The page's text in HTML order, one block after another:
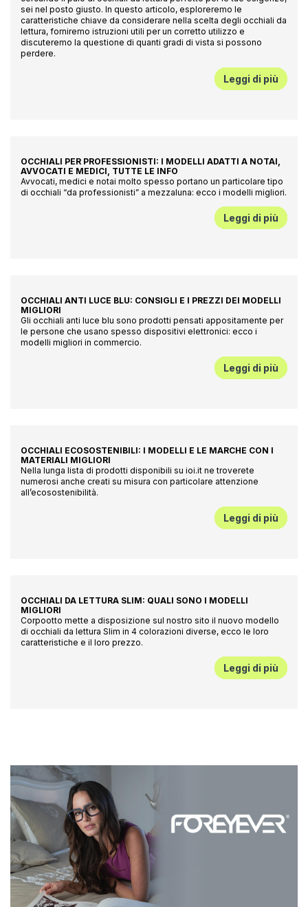
sei nel posto giusto. In questo articolo, esploreremo le
caratteristiche chiave da considerare nella scelta degli occhiali da
lettura, forniremo istruzioni utili per un corretto utilizzo e
discuteremo la questione di quanti gradi di vista si possono
perdere.
Leggi di più
OCCHIALI PER PROFESSIONISTI: I MODELLI ADATTI A NOTAI,
AVVOCATI E MEDICI, TUTTE LE INFO
Avvocati, medici e notai molto spesso portano un particolare tipo
di occhiali “da professionisti” a mezzaluna: ecco i modelli migliori.
Leggi di più
OCCHIALI ANTI LUCE BLU: CONSIGLI E I PREZZI DEI MODELLI
MIGLIORI
Gli occhiali anti luce blu sono prodotti pensati appositamente per
le persone che usano spesso dispositivi elettronici: ecco i
modelli migliori in commercio.
Leggi di più
OCCHIALI ECOSOSTENIBILI: I MODELLI E LE MARCHE CON I
MATERIALI MIGLIORI
Nella lunga lista di prodotti disponibili su ioi.it ne troverete
numerosi anche creati su misura con particolare attenzione
all’ecosostenibilità.
Leggi di più
OCCHIALI DA LETTURA SLIM: QUALI SONO I MODELLI
MIGLIORI
Corpootto mette a disposizione sul nostro sito il nuovo modello
di occhiali da lettura Slim in 4 colorazioni diverse, ecco le loro
caratteristiche e il loro prezzo.
Leggi di più